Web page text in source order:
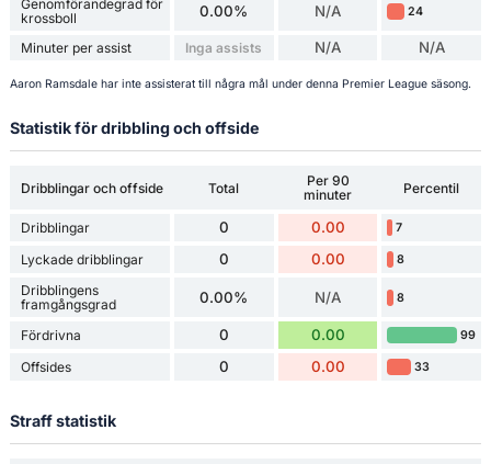
Genomförandegrad för
krossboll
0.00% N/A 24
Minuter per assist Inga assists N/A N/A
Aaron Ramsdale har inte assisterat till några mål under denna Premier League säsong.
Statistik för dribbling och offside
Dribblingar och offside Total
Per 90
minuter
Percentil
Dribblingar 0 0.00 7
Lyckade dribblingar 0 0.00 8
Dribblingens
framgångsgrad
0.00% N/A 8
Fördrivna 0 0.00 99
Offsides 0 0.00 33
Straff statistik